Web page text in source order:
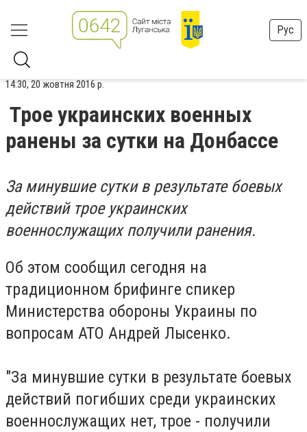
Рус
14:30, 20 жовтня 2016 р.
Трое украинских военных
ранены за сутки на Донбассе
За минувшие сутки в результате боевых
действий трое украинских
военнослужащих получили ранения.
Об этом сообщил сегодня на
традиционном брифинге спикер
Министерства обороны Украины по
вопросам АТО Андрей Лысенко.
"За минувшие сутки в результате боевых
действий погибших среди украинских
военнослужащих нет, трое - получили